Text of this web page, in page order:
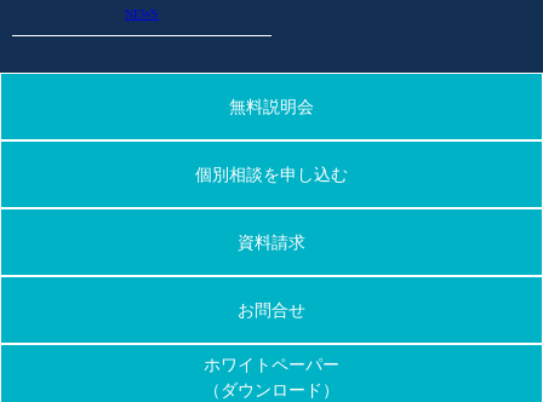
NEWS
無料説明会
個別相談を申し込む
資料請求
お問合せ
ホワイトペーパー
（ダウンロード）